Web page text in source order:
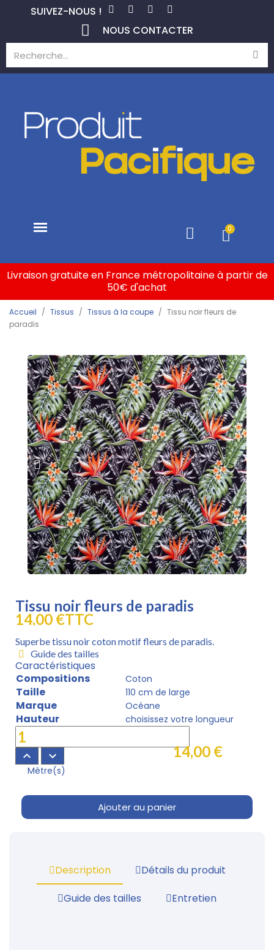
SUIVEZ-NOUS !
NOUS CONTACTER
Livraison gratuite en France métropolitaine à partir de
50€ d'achat
Accueil Tissus Tissus à la coupe
Tissu noir fleurs de
paradis
Tissu noir fleurs de paradis
14,00 €TTC
Superbe tissu noir coton motif fleurs de paradis.
Guide des tailles
Caractéristiques
Compositions
Coton
Taille 110 cm de large
Marque Océane
Hauteur choisissez votre longueur
keyboard_arrow_up keyboard_arrow_down
Mètre(s)
14,00 €
Ajouter au panier
Description
Détails du produit
Guide des tailles
Entretien